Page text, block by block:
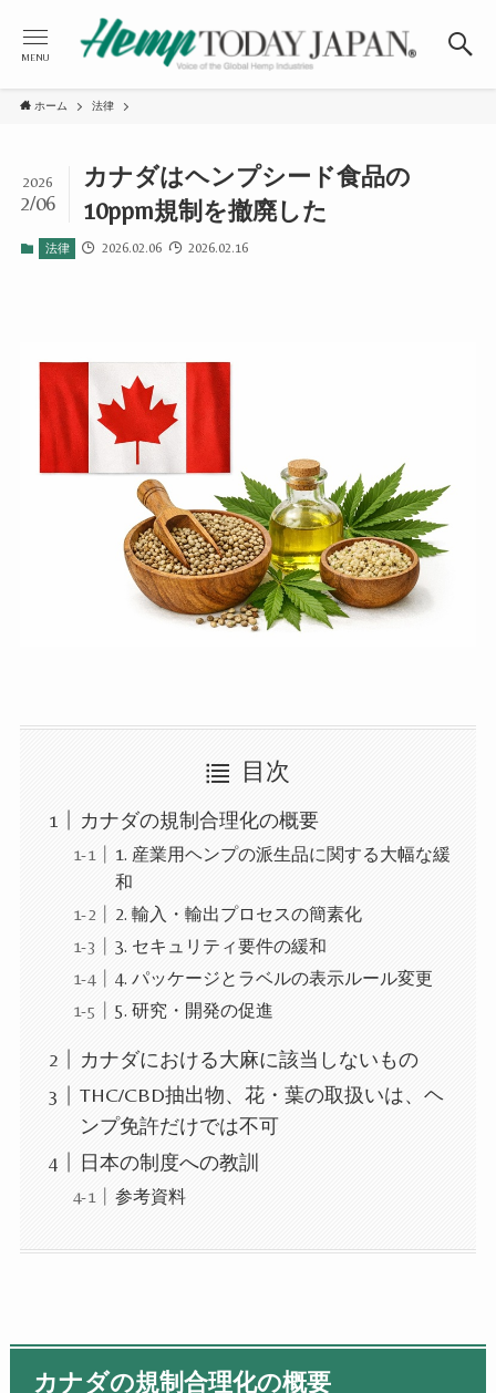
MENU
ホーム 法律
カナダはヘンプシード食品の
10ppm規制を撤廃した
2026
2/06
法律 2026.02.06 2026.02.16
目次
カナダの規制合理化の概要
1. 産業用ヘンプの派生品に関する大幅な緩
和
2. 輸入・輸出プロセスの簡素化
3. セキュリティ要件の緩和
4. パッケージとラベルの表示ルール変更
5. 研究・開発の促進
カナダにおける大麻に該当しないもの
THC/CBD抽出物、花・葉の取扱いは、ヘ
ンプ免許だけでは不可
日本の制度への教訓
参考資料
カナダの規制合理化の概要